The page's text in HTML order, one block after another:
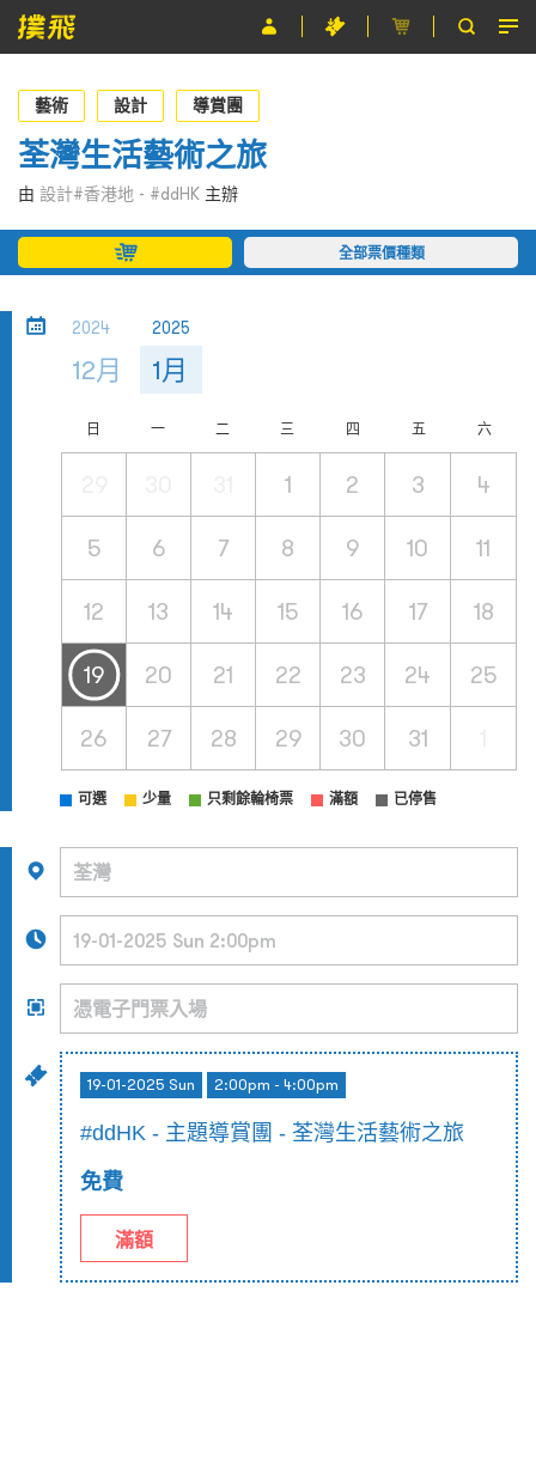
節目
主辦單位
關於撲飛
條款及細則
藝術 設計 導賞團
荃灣生活藝術之旅
由 設計#香港地 - #ddHK 主辦
全部票價種類
2024
12月
2025
1月
日 一 二 三 四 五 六
1 2 3 4
5 6 7 8 9 10 11
12 13 14 15 16 17 18
19 20 21 22 23 24 25
26 27 28 29 30 31
可選 少量 只剩餘輪椅票 滿額 已停售
19-01-2025 Sun 2:00pm - 4:00pm
#ddHK - 主題導賞團 - 荃灣生活藝術之旅
免費
滿額